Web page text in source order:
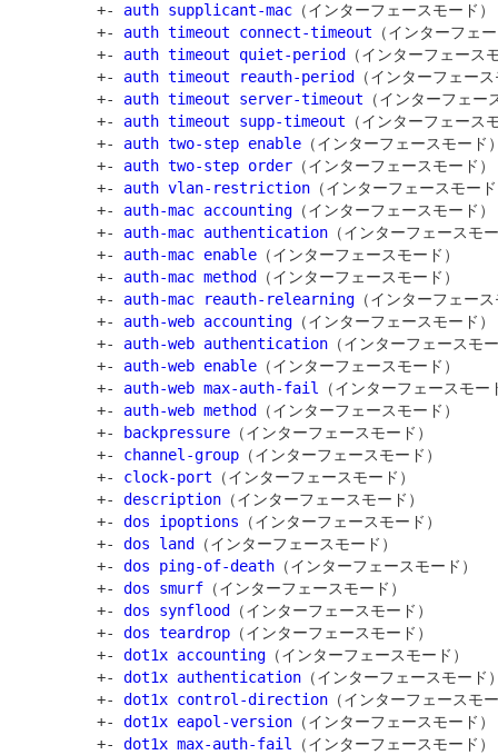
         +-
auth supplicant-mac （インターフェースモード）
         +-
auth timeout connect-timeout （インターフェ
         +-
auth timeout quiet-period
（インターフェース
         +-
auth timeout reauth-period
（インターフェー
         +-
auth timeout server-timeout （インターフェー
         +-
auth timeout supp-timeout （インターフェース
         +-
auth two-step enable （インターフェースモード
         +-
auth two-step order （インターフェースモード）
         +-
auth vlan-restriction （インターフェースモー
         +-
auth-mac accounting （インターフェースモード）
         +-
auth-mac authentication （インターフェースモ
         +-
auth-mac enable （インターフェースモード）
         +-
auth-mac method
（インターフェースモード）
         +-
auth-mac reauth-relearning （インターフェー
         +-
auth-web accounting （インターフェースモード）
         +-
auth-web authentication （インターフェースモ
         +-
auth-web enable （インターフェースモード）
         +-
auth-web max-auth-fail
（インターフェースモー
         +-
auth-web method
（インターフェースモード）
         +-
backpressure （インターフェースモード）
         +-
channel-group （インターフェースモード）
         +-
clock-port （インターフェースモード）
         +-
description （インターフェースモード）
         +-
dos ipoptions （インターフェースモード）
         +-
dos land
（インターフェースモード）
         +-
dos ping-of-death （インターフェースモード）
         +-
dos smurf （インターフェースモード）
         +-
dos synflood
（インターフェースモード）
         +-
dos teardrop （インターフェースモード）
         +-
dot1x accounting （インターフェースモード）
         +-
dot1x authentication （インターフェースモード
         +-
dot1x control-direction （インターフェースモ
         +-
dot1x eapol-version （インターフェースモード）
         +-
dot1x max-auth-fail
（インターフェースモード）